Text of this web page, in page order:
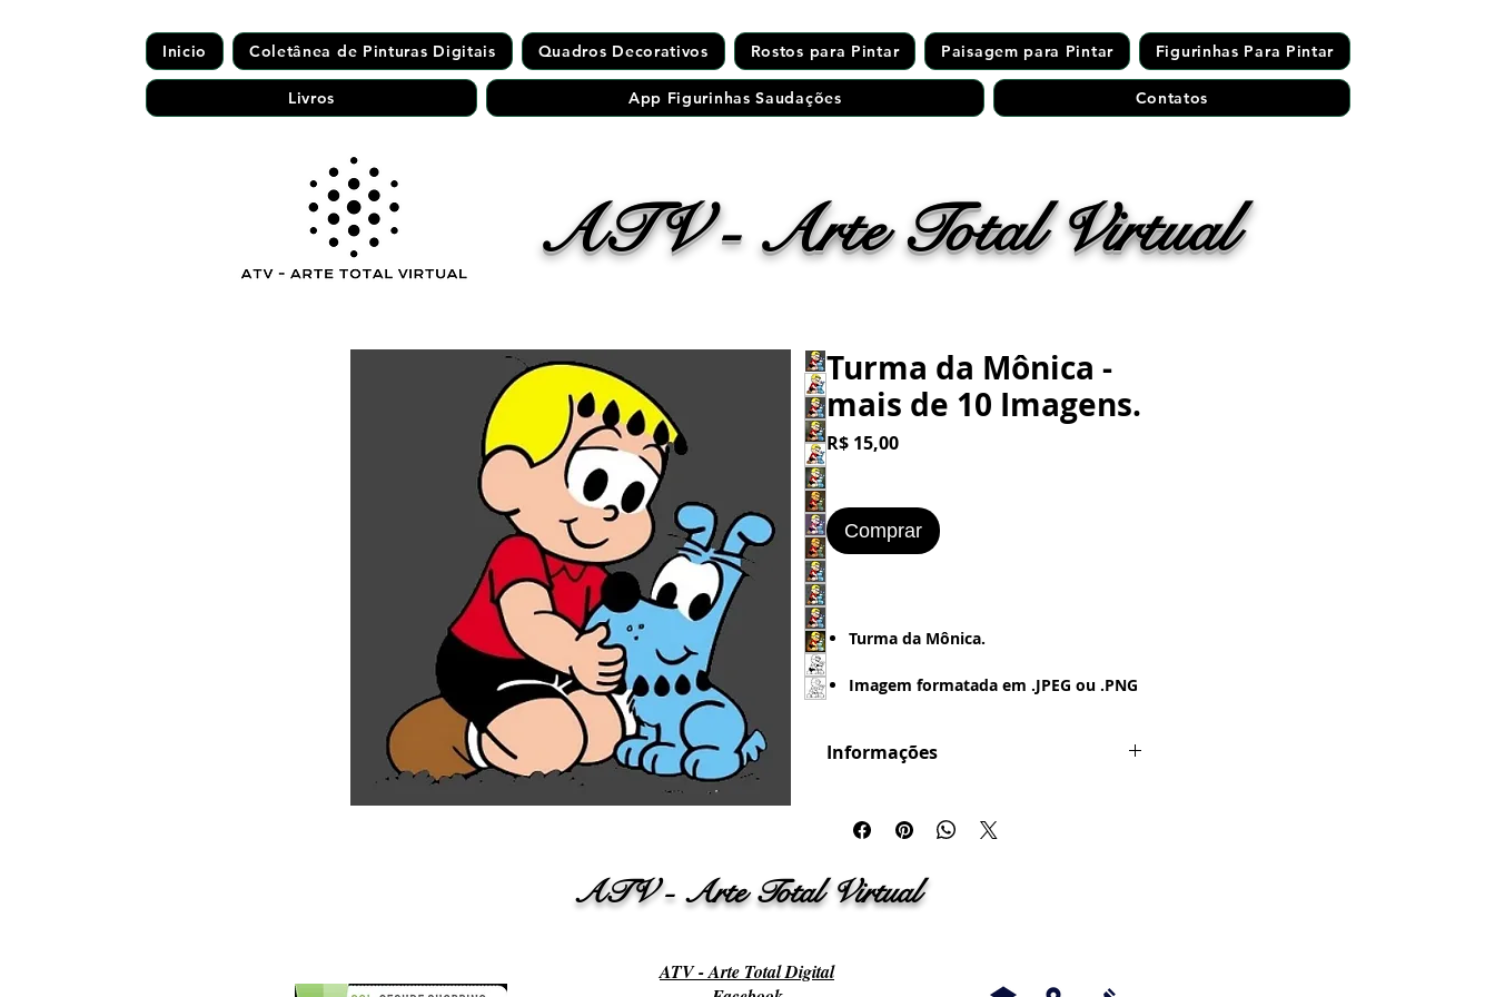
Inicio Coletânea de Pinturas Digitais Quadros Decorativos Rostos para Pintar Paisagem para Pintar Figurinhas Para Pintar
Livros App Figurinhas Saudações Contatos
ATV - Arte Total Virtual
Turma da Mônica -
mais de 10 Imagens.
R$ 15,00Preço
Comprar
Turma da Mônica.
Imagem formatada em .JPEG ou .PNG
Retrô (Foto Antiga - Vintage - Grunge -
Imagem Pronta para ser Impressa no
Informações
ATV - Arte Total Virtual
ATV - Arte Total Digital